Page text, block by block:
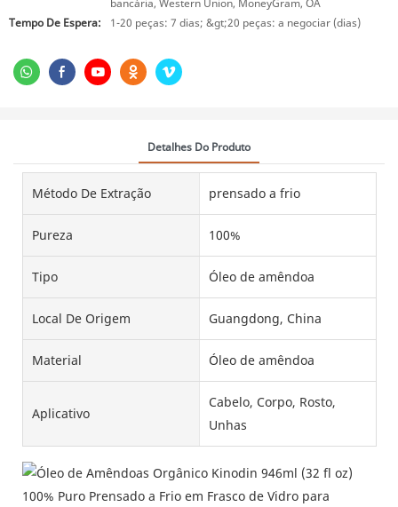
bancária, Western Union, MoneyGram, OA
Tempo De Espera:
1-20 peças: 7 dias; &gt;20 peças: a negociar (dias)
Detalhes Do Produto
Método De Extração prensado a frio
Pureza 100%
Tipo Óleo de amêndoa
Local De Origem Guangdong, China
Material Óleo de amêndoa
Aplicativo
Cabelo, Corpo, Rosto,
Unhas